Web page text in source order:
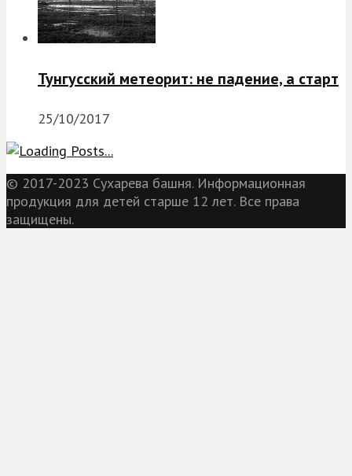
Тунгусский метеорит: не падение, а старт
25/10/2017
© 2017-2023 Сухарева башня. Информационная
продукция для детей старше 12 лет. Все права
защищены.